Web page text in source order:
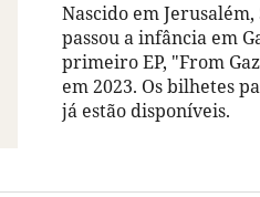
Nascido em
passou a infância em
primeiro EP, "From
em 2023. Os bilhetes
já estão disponíveis.